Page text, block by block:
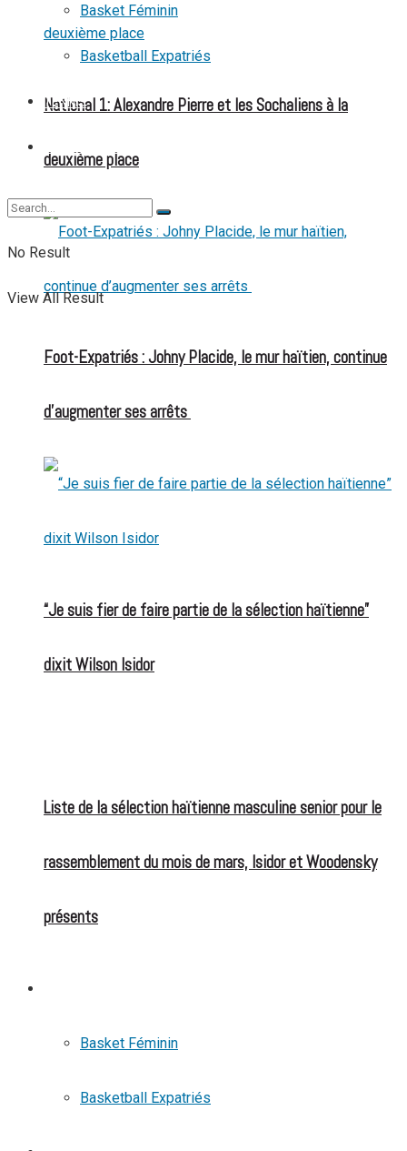
National 1: Alexandre Pierre et les Sochaliens à la
deuxième place
Foot-Expatriés : Johny Placide, le mur haïtien, continue
d’augmenter ses arrêts
“Je suis fier de faire partie de la sélection haïtienne”
dixit Wilson Isidor
Liste de la sélection haïtienne masculine senior pour le
rassemblement du mois de mars, Isidor et Woodensky
présents
Basket Féminin
Basketball Expatriés
Basket Féminin
Basketball Expatriés
TENNIS
No Result
View All Result